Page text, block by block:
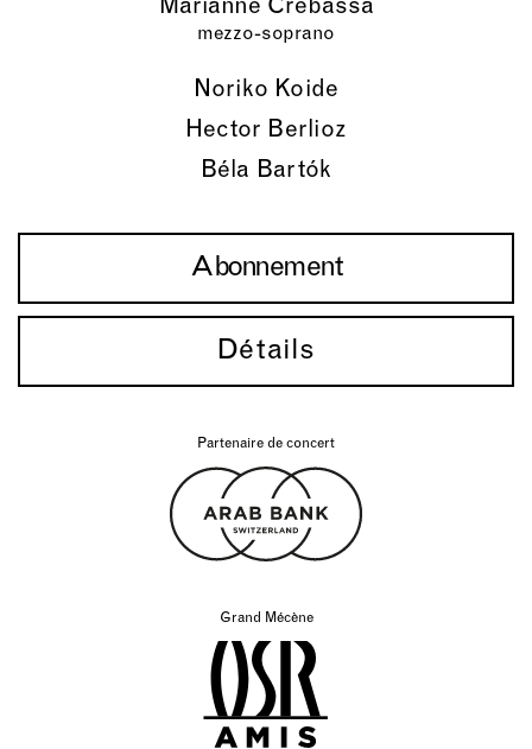
Abonnement
Détails
Partenaire de concert
Grand Mécène
Marianne Crebassa
mezzo-soprano
Noriko Koide
Hector Berlioz
Béla Bartók